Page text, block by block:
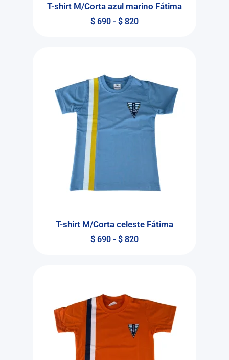
T-shirt M/Corta azul marino Fátima
$ 690 - $ 820
T-shirt M/Corta celeste Fátima
$ 690 - $ 820